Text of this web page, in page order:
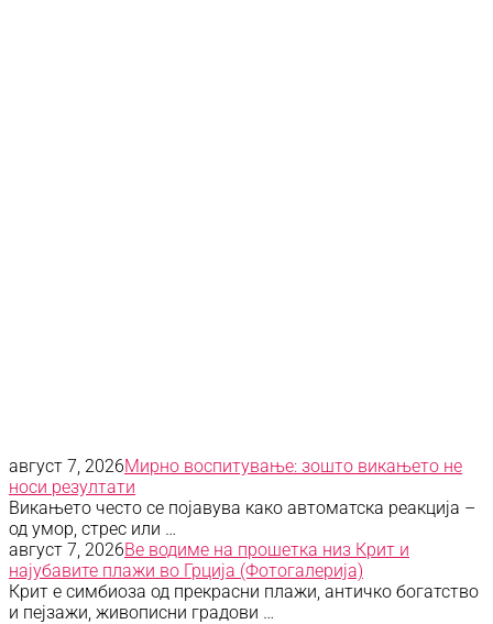
август 7, 2026Мирно воспитување: зошто викањето не
носи резултати
Викањето често се појавува како автоматска реакција –
од умор, стрес или …
август 7, 2026Ве водиме на прошетка низ Крит и
најубавите плажи во Грција (Фотогалерија)
Крит е симбиоза од прекрасни плажи, античко богатство
и пејзажи, живописни градови …